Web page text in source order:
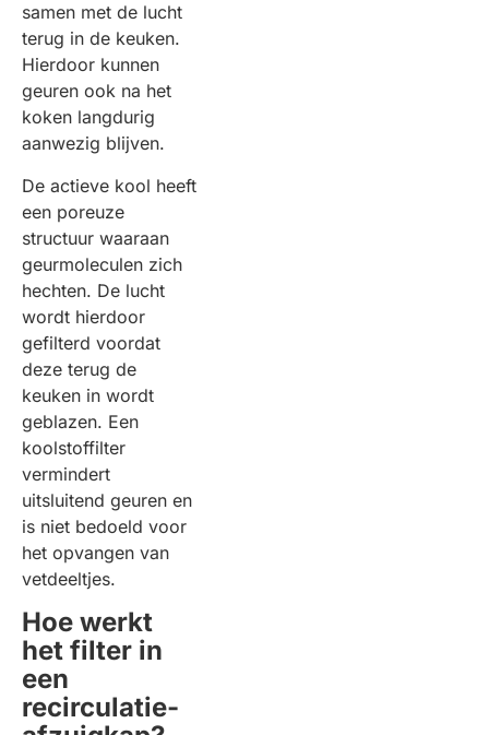
samen met de lucht
terug in de keuken.
Hierdoor kunnen
geuren ook na het
koken langdurig
aanwezig blijven.
De actieve kool heeft
een poreuze
structuur waaraan
geurmoleculen zich
hechten. De lucht
wordt hierdoor
gefilterd voordat
deze terug de
keuken in wordt
geblazen. Een
koolstoffilter
vermindert
uitsluitend geuren en
is niet bedoeld voor
het opvangen van
vetdeeltjes.
Hoe werkt
het filter in
een
recirculatie-